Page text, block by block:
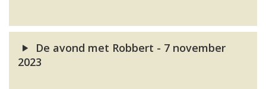
De avond met Robbert - 7 november
2023